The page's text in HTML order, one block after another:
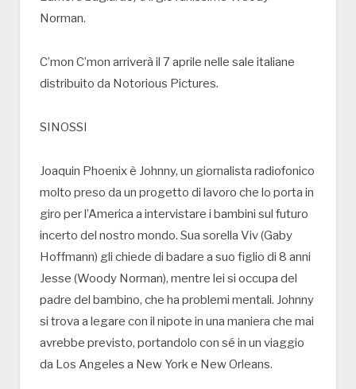
Norman.
C’mon C’mon arriverà il 7 aprile nelle sale italiane
distribuito da Notorious Pictures.
SINOSSI
Joaquin Phoenix è Johnny, un giornalista radiofonico
molto preso da un progetto di lavoro che lo porta in
giro per l’America a intervistare i bambini sul futuro
incerto del nostro mondo. Sua sorella Viv (Gaby
Hoffmann) gli chiede di badare a suo figlio di 8 anni
Jesse (Woody Norman), mentre lei si occupa del
padre del bambino, che ha problemi mentali. Johnny
si trova a legare con il nipote in una maniera che mai
avrebbe previsto, portandolo con sé in un viaggio
da Los Angeles a New York e New Orleans.